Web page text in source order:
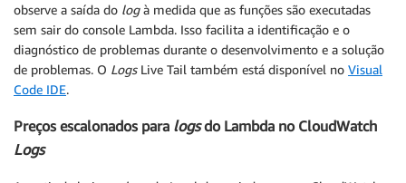
observe a saída do logà medida que as funções são executadas
sem sair do console Lambda. Isso facilita a identificação e o
diagnóstico de problemas durante o desenvolvimento e a solução
de problemas. O LogsLive Tail também está disponível no Visual
Code IDE.
Preços escalonados para logsdo Lambda no CloudWatch
Logs